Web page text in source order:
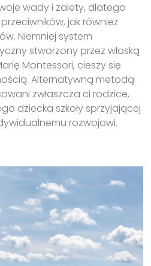
wady i zalety, dlatego
jak również
Niemniej system
stworzony przez włoską
Montessori, cieszy się
Alternatywną metodą
zwłaszcza ci rodzice,
dziecka szkoły sprzyjającej
rozwojowi.